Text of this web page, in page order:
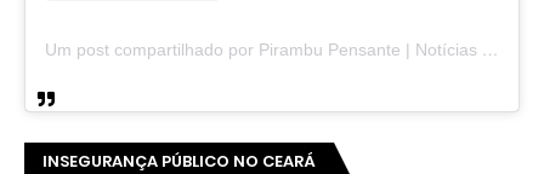
Um post compartilhado por Pirambu Pensante | Notícias & Entretenimento (@pirambupensante)
INSEGURANÇA PÚBLICO NO CEARÁ